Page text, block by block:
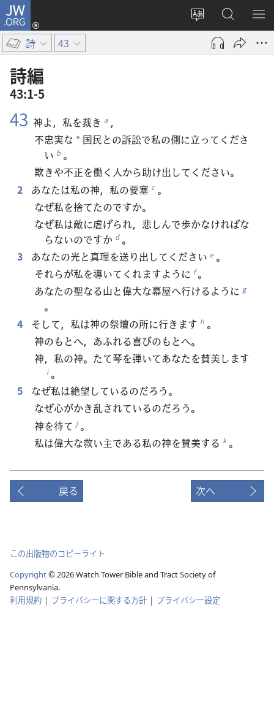
JW.ORG
サ
ト
え
ロ
グ
ン
で
く）
JW.ORG
の
検
メ
を
詩 43
詩編
43:1-5
43 神よ，私を裁き a ，
不忠実な * 国民との訴訟で私の側に立ってくださ
い b 。
欺きや不正を働く人から助け出してください。
2
あなたは私の神，私の要塞 c 。
なぜ私を捨てたのですか。
なぜ私は敵に虐げられ，悲しんで歩かなければな
らないのですか d 。
3
あなたの光と真理を送り出してください e 。
それらが私を導いてくれますように f 。
あなたの聖なる山と偉大な幕屋へ行けるように g
。
4
そして，私は神の祭壇の所に行きます h 。
神のもとへ，あふれる喜びのもとへ。
神，私の神。たて琴を弾いてあなたを賛美します
i 。
5
なぜ私は絶望しているのだろう。
なぜ心がかき乱されているのだろう。
神を待て j 。
私は偉大な救い主である私の神を賛美する k 。
戻る 次へ
この出版物のコピーライト
Copyright©2026Watch Tower Bible and Tract Society of
Pennsylvania.
利用規約 | プライバシーに関する方針 | プライバシー設定